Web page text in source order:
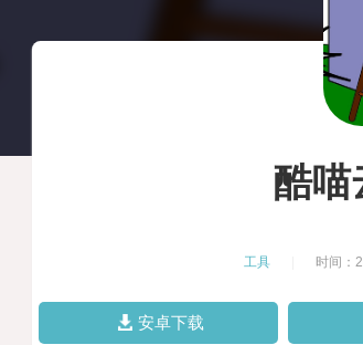
酷喵
工具 时间：
安卓下载